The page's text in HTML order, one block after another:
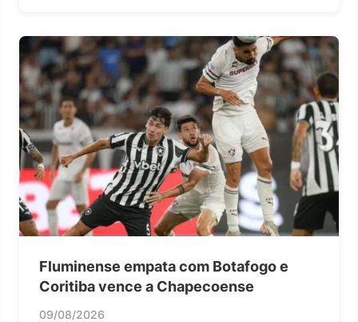
Fluminense empata com Botafogo e
Coritiba vence a Chapecoense
09/08/2026